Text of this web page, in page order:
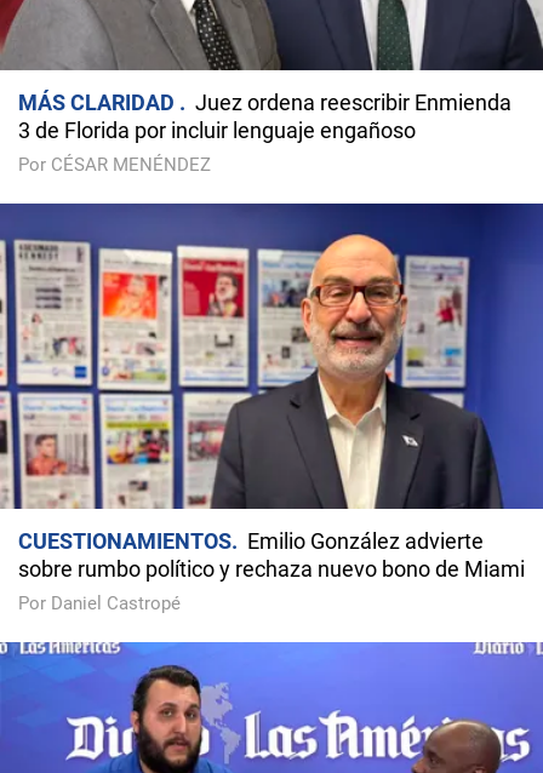
MÁS CLARIDAD
Juez ordena reescribir Enmienda
3 de Florida por incluir lenguaje engañoso
Por CÉSAR MENÉNDEZ
CUESTIONAMIENTOS
Emilio González advierte
sobre rumbo político y rechaza nuevo bono de Miami
Por Daniel Castropé